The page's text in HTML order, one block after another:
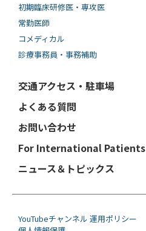
初期臨床研修医・専攻医
常勤医師
コメディカル
診療事務員・事務補助
交通アクセス・駐車場
よくある質問
お問い合わせ
For International Patients
ニュース＆トピックス
YouTubeチャンネル 運用ポリシー